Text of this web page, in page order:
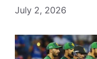
July 2, 2026